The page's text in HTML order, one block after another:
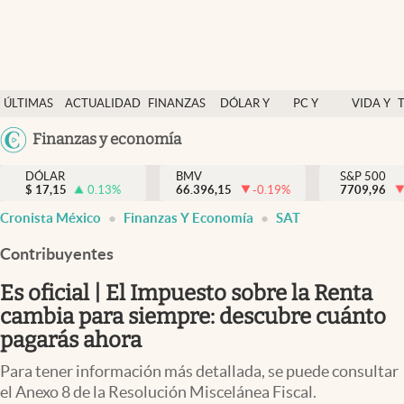
ÚLTIMAS
NOTICIAS
ACTUALIDAD
FINANZAS
DÓLAR Y
PC Y
VIDA Y
México
Finanzas y economía
Actualidad
Finanzas y economía
Dólar y mercados
Pc y celular
Vida y estilo
Tv
DÓLAR
$ 17,15 0.13%
BMV
66.396,15
-0.19%
S&P 500
7709,96
Cronista México Finanzas Y Economía SAT
Contribuyentes
Es oficial | El Impuesto sobre la Renta
cambia para siempre: descubre cuánto
pagarás ahora
Para tener información más detallada, se puede consultar
el Anexo 8 de la Resolución Miscelánea Fiscal.